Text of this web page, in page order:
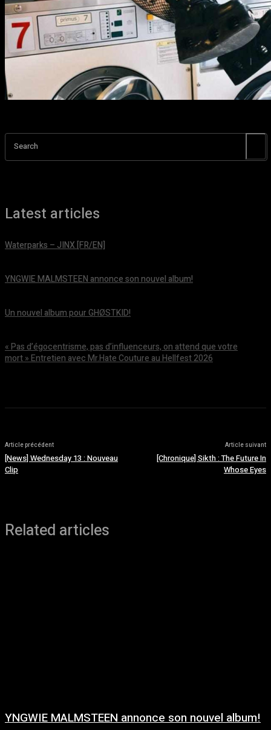
Search
Latest articles
Waterparks – JINX [FR/EN]
YNGWIE MALMSTEEN annonce son nouvel album!
Un nouvel album pour GHØSTKID!
« Pas d’égocentrisme, pas d’influenceurs, on attend que votre
mort » Entretien avec Mr.Hate Couture au Hellfest 2026
Article précédent
[News] Wednesday 13 : Nouveau
Clip
Article suivant
[Chronique] Sikth : The Future In
Whose Eyes
Related articles
YNGWIE MALMSTEEN annonce son nouvel album!